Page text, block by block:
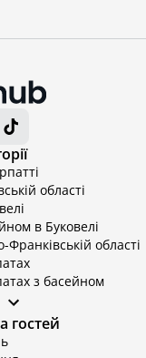
області
в Буковелі
Франківській області
з басейном
області
області з басейном
області
області
гостей